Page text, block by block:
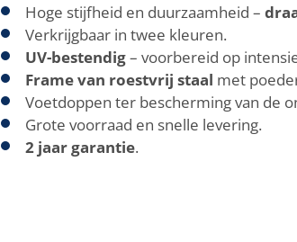
Hoge stijfheid en duurzaamheid –
Verkrijgbaar in twee kleuren.
UV-bestendig– voorbereid op
Frame van roestvrij staal met
Voetdoppen ter bescherming van de
Grote voorraad en snelle levering.
2 jaar garantie.